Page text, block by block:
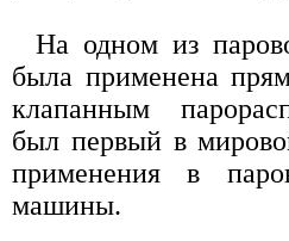
На одном из
была применена
клапанным
был первый в
применения в
машины.